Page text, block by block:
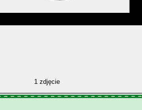
1 zdjęcie